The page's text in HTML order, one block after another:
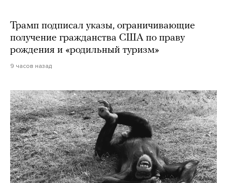
Трамп подписал указы, ограничивающие
получение гражданства США по праву
рождения и «родильный туризм»
9 часов назад